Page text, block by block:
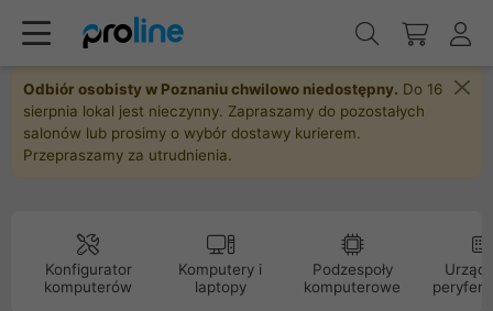
Odbiór osobisty w Poznaniu chwilowo niedostępny. Do 16
sierpnia lokal jest nieczynny. Zapraszamy do pozostałych
salonów lub prosimy o wybór dostawy kurierem.
Przepraszamy za utrudnienia.
Konfigurator
komputerów
Komputery i
laptopy
Podzespoły
komputerowe